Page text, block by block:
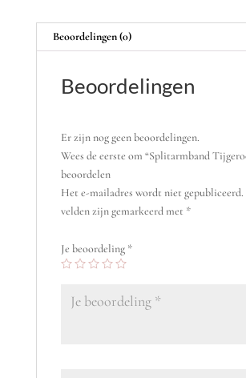
Beoordelingen (0)
Beoordelingen
Er zijn nog geen beoordelingen.
Wees de eerste om “Splitarmband
beoordelen
Het e-mailadres wordt niet gepubliceerd.
velden zijn gemarkeerd met *
Je beoordeling *